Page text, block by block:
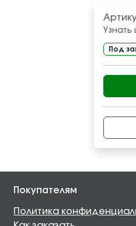
Узнать
Под
Покупателям
Политика